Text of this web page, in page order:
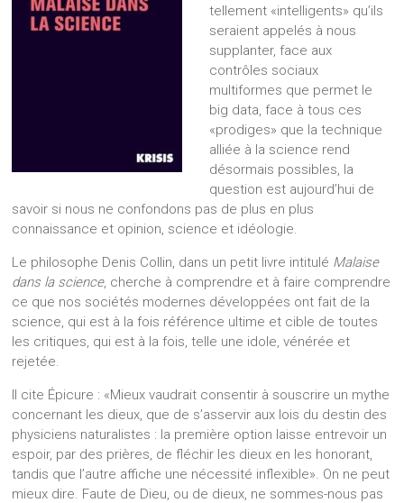
tellement «intelligents» qu’ils
seraient appelés à nous
supplanter, face aux
contrôles sociaux
multiformes que permet le
big data, face à tous ces
«prodiges» que la technique
alliée à la science rend
désormais possibles, la
question est aujourd’hui de
savoir si nous ne confondons pas de plus en plus
connaissance et opinion, science et idéologie.
Le philosophe Denis Collin, dans un petit livre intitulé Malaise
dans la science, cherche à comprendre et à faire comprendre
ce que nos sociétés modernes développées ont fait de la
science, qui est à la fois référence ultime et cible de toutes
les critiques, qui est à la fois, telle une idole, vénérée et
rejetée.
Il cite Épicure : «Mieux vaudrait consentir à souscrire un mythe
concernant les dieux, que de s’asservir aux lois du destin des
physiciens naturalistes : la première option laisse entrevoir un
espoir, par des prières, de fléchir les dieux en les honorant,
tandis que l’autre affiche une nécessité inflexible». On ne peut
mieux dire. Faute de Dieu, ou de dieux, ne sommes-nous pas